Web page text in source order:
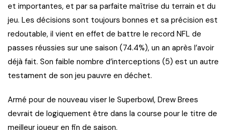
et importantes, et par sa parfaite maîtrise du terrain et du
jeu. Les décisions sont toujours bonnes et sa précision est
redoutable, il vient en effet de battre le record NFL de
passes réussies sur une saison (74.4%), un an après l’avoir
déjà fait. Son faible nombre d’interceptions (5) est un autre
testament de son jeu pauvre en déchet.
Armé pour de nouveau viser le Superbowl, Drew Brees
devrait de logiquement être dans la course pour le titre de
meilleur joueur en fin de saison.